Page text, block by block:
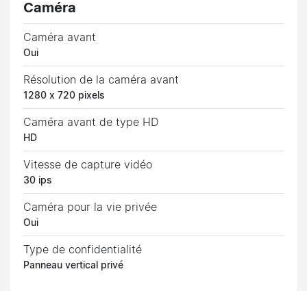
Caméra
Caméra avant
Oui
Résolution de la caméra avant
1280 x 720 pixels
Caméra avant de type HD
HD
Vitesse de capture vidéo
30 ips
Caméra pour la vie privée
Oui
Type de confidentialité
Panneau vertical privé